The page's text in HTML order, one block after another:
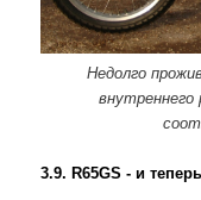
Недолго
внутреннего
3.9. R65GS - и